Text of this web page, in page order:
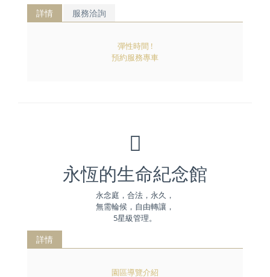
詳情 服務洽詢
彈性時間 !
預約服務專車
永恆的生命紀念館
永念庭，合法，永久，
無需輪候，自由轉讓，
5星級管理。
詳情
園區導覽介紹